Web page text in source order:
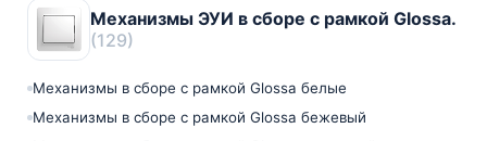
Механизмы ЭУИ в сборе с рамкой Glossa.
(129)
Механизмы в сборе с рамкой Glossa белые
Механизмы в сборе с рамкой Glossa бежевый